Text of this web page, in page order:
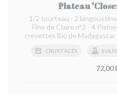
Plateau
1/2 tourteau - 2
Fine de Claire n°2 - 4
crevettes Bio de
CRUSTACÉS
72,00